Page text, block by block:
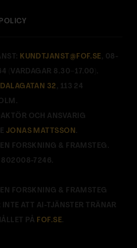
KUNDTJANST@FOF.SE , 08-
(VARDAGAR 8.30–17.00).
DALAGATAN 32 , 113 24
OCH ANSVARIG
JONAS MATTSSON.
FORSKNING & FRAMSTEG.
802008-7246.
FORSKNING & FRAMSTEG
INTE ATT AI-TJÄNSTER TRÄNAR
PÅ FOF.SE.